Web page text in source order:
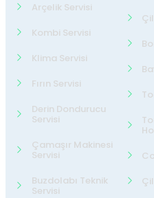
Arçelik Servisi
Kombi Servisi
Klima Servisi
Fırın Servisi
Derin Dondurucu
Servisi
Çamaşır Makinesi
Servisi
Buzdolabı Teknik
Servisi